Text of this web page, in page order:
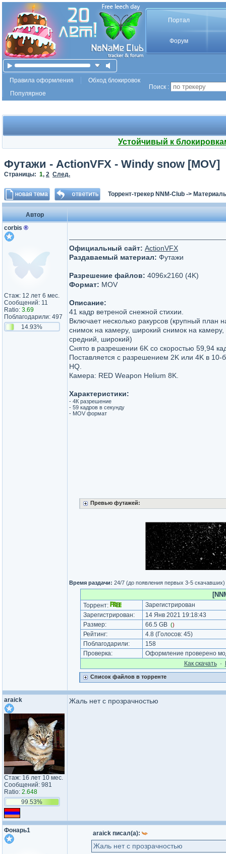
Портал
Форум
Правила оформления
Обход блокировок
Популярное
Поиск :
Устойчивый к
Футажи - ActionVFX - Windy snow [MOV]
Страницы: 1, 2 След.
Торрент-трекер NNM-Club ->
Автор
corbis ®
Стаж: 12 лет 6 мес.
Сообщений: 11
Ratio: 3.69
Поблагодарили: 497
14.93%
Официальный сайт: ActionVFX
Раздаваемый материал: Футажи
Разрешение файлов: 4096x2160 (4K)
Формат: MOV
Описание:
41 кадр ветреной снежной стихии.
Включает несколько ракурсов (крупный план
снимок на камеру, широкий снимок на
средний, широкий)
Снято в разрешении 6K со скоростью 59,94
Поставляется с разрешением 2K или 4K в 10-
HQ.
Камера: RED Weapon Helium 8K.
Характеристики:
- 4К разрешение
- 59 кадров в секунду
- MOV формат
Превью футажей:
Время раздачи: 24/7 (до появления первых 3-5 скачавших)
Торрент:
Зарегистрирован
Зарегистрирован:
14 Янв 2021 19:18:43
Размер:
66.5 GB ()
Рейтинг: 4.8 (Голосов: 45)
Поблагодарили:
158
Проверка:
Оформление проверено
Как cкачать·
Список файлов в торренте
araick
Стаж: 16 лет 10 мес.
Сообщений: 981
Ratio: 2.648
99.53%
Жаль нет с прозрачностью
Фонарь1 araick писал(а):
Жаль нет с прозрачностью